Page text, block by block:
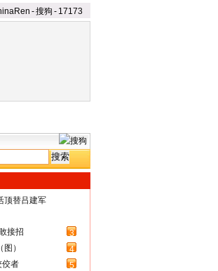
-搜狗 - 17173
顶替吕建军
接招
3
）
4
佼者
5